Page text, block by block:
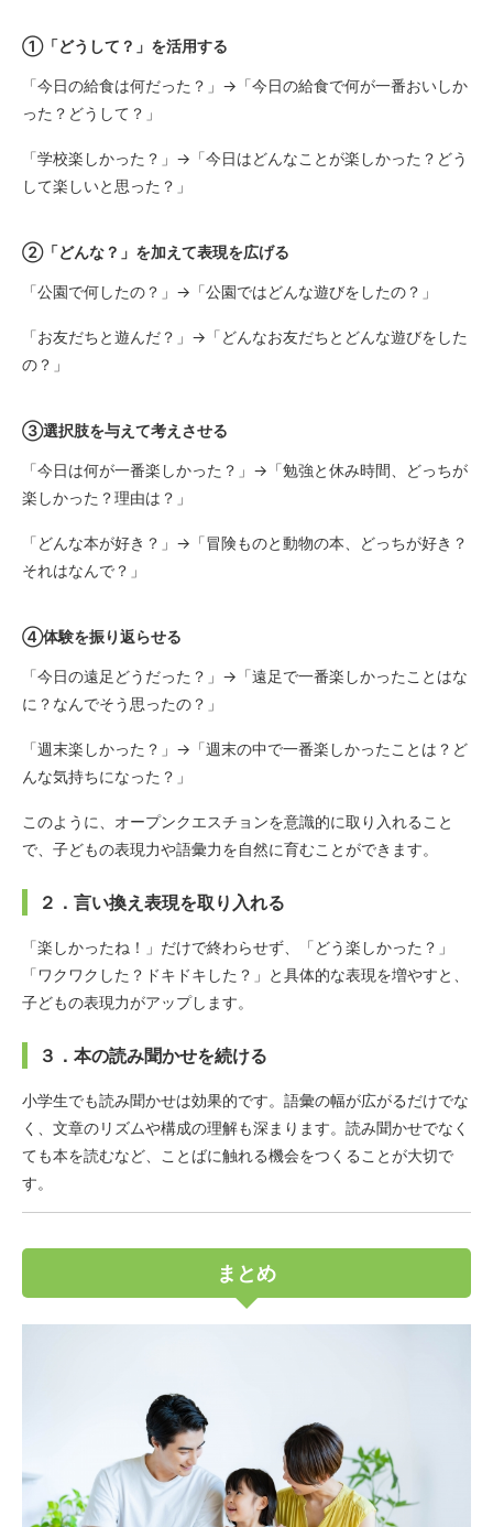
➀「どうして？」を活用する
「今日の給食は何だった？」→「今日の給食で何が一番おいしか
った？どうして？」
「学校楽しかった？」→「今日はどんなことが楽しかった？どう
して楽しいと思った？」
➁「どんな？」を加えて表現を広げる
「公園で何したの？」→「公園ではどんな遊びをしたの？」
「お友だちと遊んだ？」→「どんなお友だちとどんな遊びをした
の？」
➂選択肢を与えて考えさせる
「今日は何が一番楽しかった？」→「勉強と休み時間、どっちが
楽しかった？理由は？」
「どんな本が好き？」→「冒険ものと動物の本、どっちが好き？
それはなんで？」
④体験を振り返らせる
「今日の遠足どうだった？」→「遠足で一番楽しかったことはな
に？なんでそう思ったの？」
「週末楽しかった？」→「週末の中で一番楽しかったことは？ど
んな気持ちになった？」
このように、オープンクエスチョンを意識的に取り入れること
で、子どもの表現力や語彙力を自然に育むことができます。
２．言い換え表現を取り入れる
「楽しかったね！」だけで終わらせず、「どう楽しかった？」
「ワクワクした？ドキドキした？」と具体的な表現を増やすと、
子どもの表現力がアップします。
３．本の読み聞かせを続ける
小学生でも読み聞かせは効果的です。語彙の幅が広がるだけでな
く、文章のリズムや構成の理解も深まります。読み聞かせでなく
ても本を読むなど、ことばに触れる機会をつくることが大切で
す。
まとめ